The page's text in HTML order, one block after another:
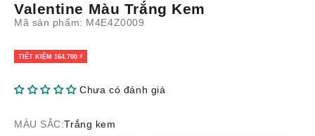
Valentine Màu Trắng Kem
Mã sản phẩm: M4E4Z0009
TIẾT KIỆM 164.700 ₫
Chưa có đánh giá
MÀU SẮC:Trắng kem